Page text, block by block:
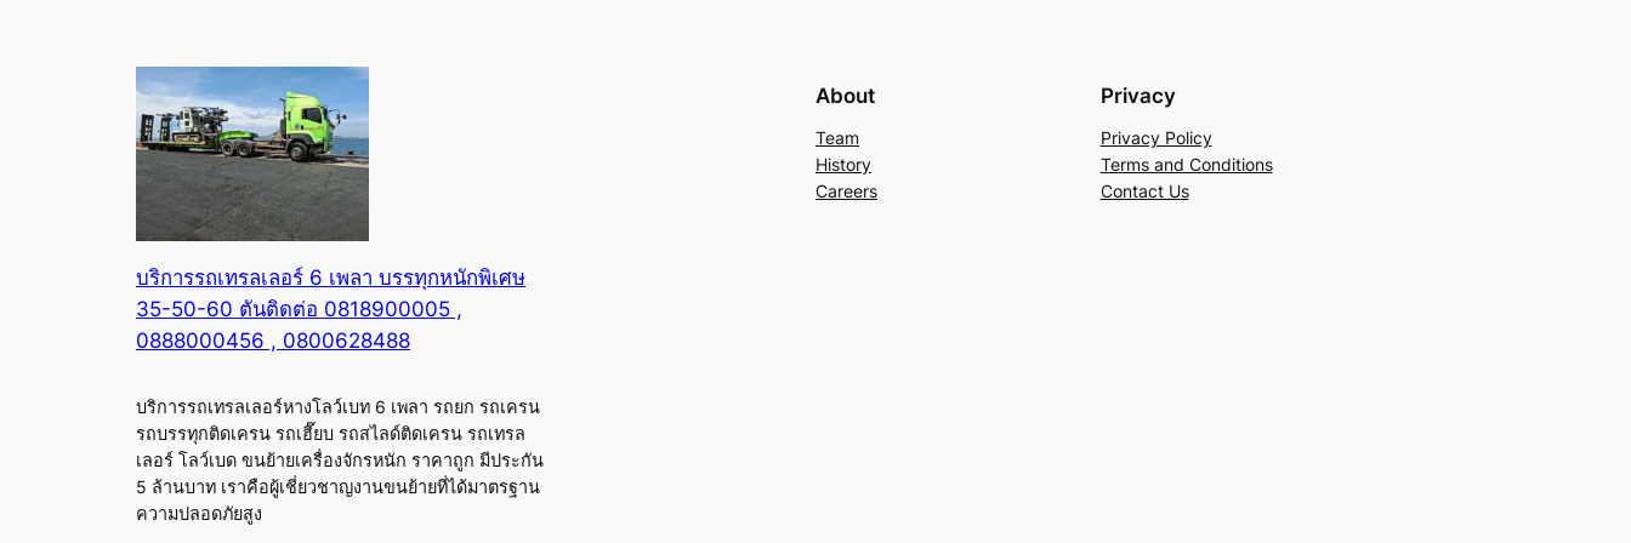
บริการรถเทรลเลอร์ 6 เพลา บรรทุกหนักพิเศษ
35-50-60 ตันติดต่อ 0818900005 ,
0888000456 , 0800628488
บริการรถเทรลเลอร์หางโลว์เบท 6 เพลา รถยก รถเครน
รถบรรทุกติดเครน รถเฮี๊ยบ รถสไลด์ติดเครน รถเทรล
เลอร์ โลว์เบด ขนย้ายเครื่องจักรหนัก ราคาถูก มีประกัน
5 ล้านบาท เราคือผู้เชี่ยวชาญงานขนย้ายที่ได้มาตรฐาน
ความปลอดภัยสูง
About
Team
History
Careers
Privacy
Privacy Policy
Terms and Conditions
Contact Us